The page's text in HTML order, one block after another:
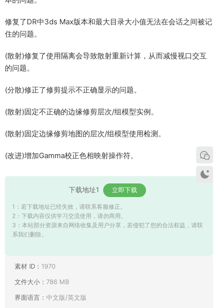
修复了DR中3ds Max版本和最大目录大小值无法在会话之间被记
住的问题。
(散射)修复了使用隔离会导致散射重新计算，从而减慢视口交互
的问题。
(分散)修正了修剪提示不正确显示的问题。
(散射)固定不正确的边缘修剪层次/组模型实例。
(散射)固定边缘修剪地图的层次/组模型使用检测。
(改进)增加Gamma校正色相映射操作符。
下载地址1 立即下载
1：若下载地址已经失效，请联系客服修正。
2：下载内容仅供学习交流使用，请勿商用。
3：本站部分资源来自网络收集及用户分享，若侵犯了您的合法权益，请联
系我们删除。
素材 ID： 1970
文件大小： 786 MB
界面语言： 中文版/英文版